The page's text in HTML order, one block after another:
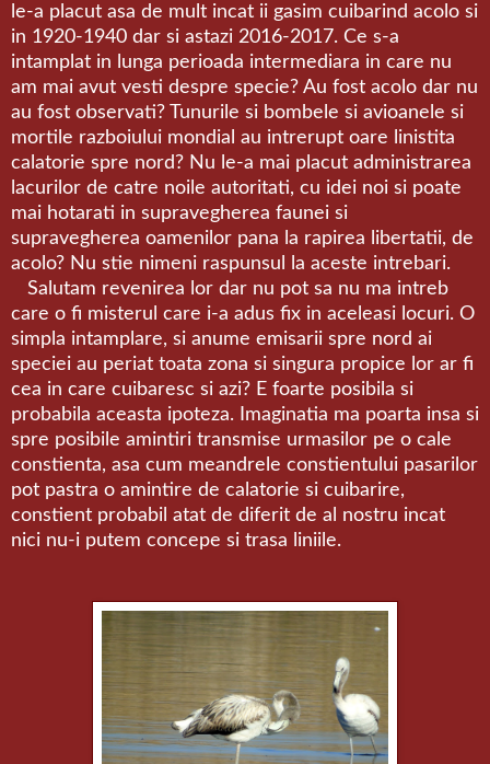
le-a placut asa de mult incat ii gasim cuibarind acolo si
in 1920-1940 dar si astazi 2016-2017. Ce s-a
intamplat in lunga perioada intermediara in care nu
am mai avut vesti despre specie? Au fost acolo dar nu
au fost observati? Tunurile si bombele si avioanele si
mortile razboiului mondial au intrerupt oare linistita
calatorie spre nord? Nu le-a mai placut administrarea
lacurilor de catre noile autoritati, cu idei noi si poate
mai hotarati in supravegherea faunei si
supravegherea oamenilor pana la rapirea libertatii, de
acolo? Nu stie nimeni raspunsul la aceste intrebari.
Salutam revenirea lor dar nu pot sa nu ma intreb
care o fi misterul care i-a adus fix in aceleasi locuri. O
simpla intamplare, si anume emisarii spre nord ai
speciei au periat toata zona si singura propice lor ar fi
cea in care cuibaresc si azi? E foarte posibila si
probabila aceasta ipoteza. Imaginatia ma poarta insa si
spre posibile amintiri transmise urmasilor pe o cale
constienta, asa cum meandrele constientului pasarilor
pot pastra o amintire de calatorie si cuibarire,
constient probabil atat de diferit de al nostru incat
nici nu-i putem concepe si trasa liniile.